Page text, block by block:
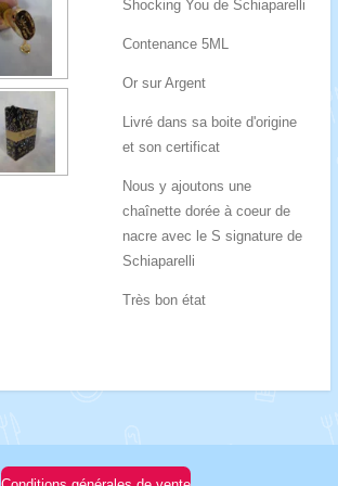
Shocking You de Schiaparelli
Contenance 5ML
Or sur Argent
Livré dans sa boite d'origine
et son certificat
Nous y ajoutons une
chaînette dorée à coeur de
nacre avec le S signature de
Schiaparelli
Très bon état